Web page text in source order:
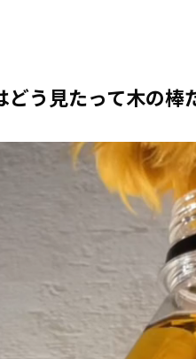
どう見たって木の棒